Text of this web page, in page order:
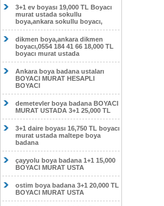
3+1 ev boyası 19,000 TL Boyacı
murat ustada sokullu
boya,ankara sokullu boyacı,
dikmen boya,ankara dikmen
boyacı,0554 184 41 66 18,000 TL
boyacı murat ustada
Ankara boya badana ustaları
BOYACI MURAT HESAPLI
BOYACI
demetevler boya badana BOYACI
MURAT USTADA 3+1 25,000 TL
3+1 daire boyası 16,750 TL boyacı
murat ustada maltepe boya
badana
çayyolu boya badana 1+1 15,000
BOYACI MURAT USTA
ostim boya badana 3+1 20,000 TL
BOYACI MURAT USTA